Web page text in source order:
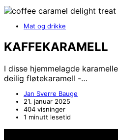
Mat og drikke
KAFFEKARAMELL
I disse hjemmelagde
deilig fløtekaramell -…
Jan Sverre Bauge
21. januar 2025
404 visninger
1 minutt lesetid